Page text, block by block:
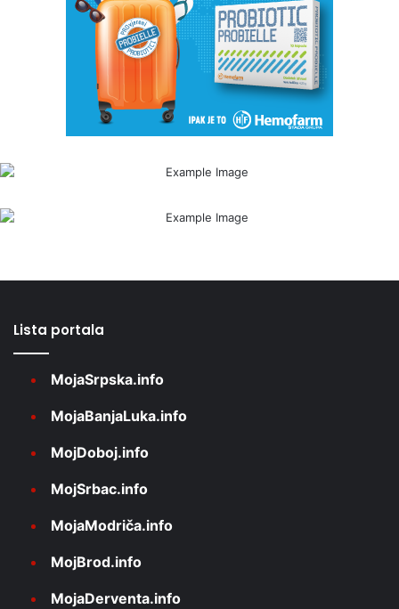
Lista portala
MojaSrpska.info
MojaBanjaLuka.info
MojDoboj.info
MojSrbac.info
MojaModriča.info
MojBrod.info
MojaDerventa.info